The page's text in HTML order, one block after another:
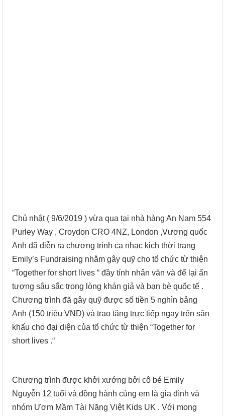
Chủ nhật ( 9/6/2019 ) vừa qua tại nhà hàng An Nam 554
Purley Way , Croydon CRO 4NZ, London ,Vương quốc
Anh đã diễn ra chương trình ca nhạc kịch thời trang
Emily’s Fundraising nhằm gây quỹ cho tổ chức từ thiện
“Together for short lives “ đầy tính nhân văn và để lại ấn
tượng sâu sắc trong lòng khán giả và bạn bè quốc tế .
Chương trình đã gây quỹ được số tiền 5 nghìn bảng
Anh (150 triệu VND) và trao tặng trực tiếp ngay trên sân
khấu cho đại diện của tổ chức từ thiện “Together for
short lives .“
Chương trình được khởi xướng bởi cô bé Emily
Nguyễn 12 tuổi và đồng hành cùng em là gia đình và
nhóm Ươm Mầm Tài Năng Việt Kids UK . Với mong